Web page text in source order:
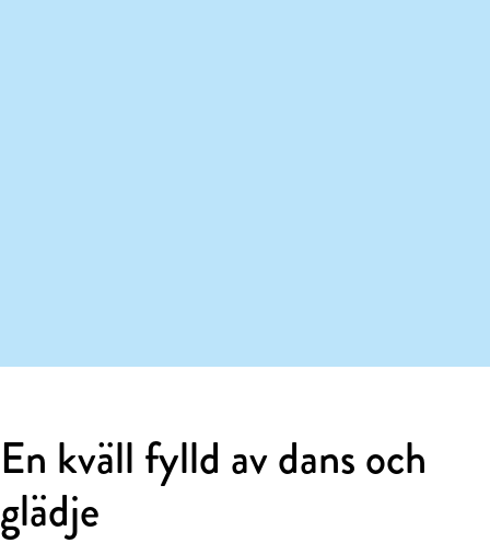
En kväll fylld av dans och
glädje